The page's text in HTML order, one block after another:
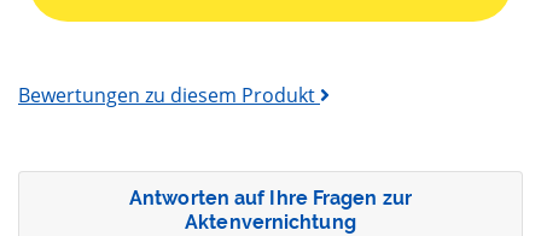
Bewertungen zu diesem Produkt
Antworten auf Ihre Fragen zur
Aktenvernichtung